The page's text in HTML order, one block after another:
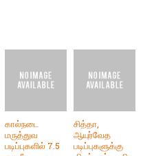
கால்நடை
மருத்துவ
படிப்புகளில் 7.5
சித்தா,
ஆயுர்வேத
படிப்புகளுக்கு